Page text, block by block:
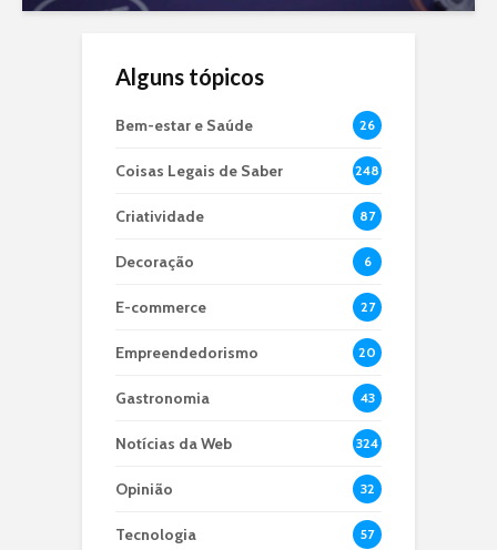
Alguns tópicos
Bem-estar e Saúde 26
Coisas Legais de Saber 248
Criatividade 87
Decoração 6
E-commerce 27
Empreendedorismo 20
Gastronomia 43
Notícias da Web 324
Opinião 32
Tecnologia 57